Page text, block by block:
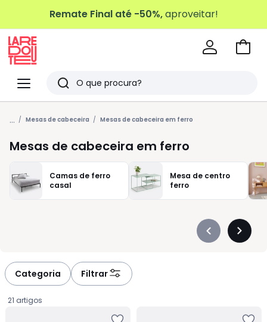
Remate Final até -50%,aproveitar!
Menu
Redoute
Pesquisar
Últimos
artigos
vistos
Ir
... Mesas de cabeceira Mesas de cabeceira em ferro
Mesas de cabeceira em ferro
Camas de ferro
casal
Mesa de centro
ferro
Précédent
Categoria Filtrar
21 artigos